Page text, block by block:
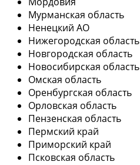
Мурманская область
Ненецкий АО
Нижегородская область
Новгородская область
Новосибирская область
Омская область
Оренбургская область
Орловская область
Пензенская область
Пермский край
Приморский край
Псковская область